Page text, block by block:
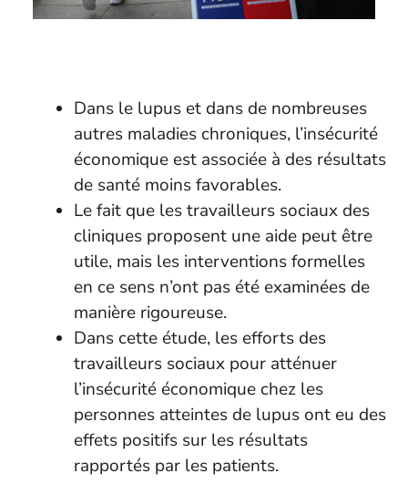
Dans le lupus et dans de nombreuses
autres maladies chroniques, l’insécurité
économique est associée à des résultats
de santé moins favorables.
Le fait que les travailleurs sociaux des
cliniques proposent une aide peut être
utile, mais les interventions formelles
en ce sens n’ont pas été examinées de
manière rigoureuse.
Dans cette étude, les efforts des
travailleurs sociaux pour atténuer
l’insécurité économique chez les
personnes atteintes de lupus ont eu des
effets positifs sur les résultats
rapportés par les patients.